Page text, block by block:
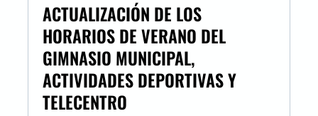
ACTUALIZACIÓN DE LOS
HORARIOS DE VERANO DEL
GIMNASIO MUNICIPAL,
ACTIVIDADES DEPORTIVAS Y
TELECENTRO